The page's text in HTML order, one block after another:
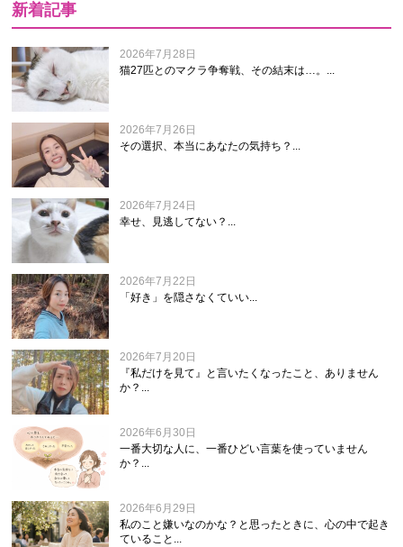
新着記事
2026年7月28日
猫27匹とのマクラ争奪戦、その結末は…。...
2026年7月26日
その選択、本当にあなたの気持ち？...
2026年7月24日
幸せ、見逃してない？...
2026年7月22日
「好き」を隠さなくていい...
2026年7月20日
『私だけを見て』と言いたくなったこと、ありません
か？...
2026年6月30日
一番大切な人に、一番ひどい言葉を使っていません
か？...
2026年6月29日
私のこと嫌いなのかな？と思ったときに、心の中で起き
ていること...